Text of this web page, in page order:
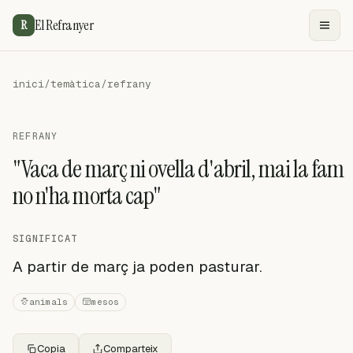
R El Refranyer
inici/temàtica/refrany
REFRANY
"Vaca de març ni ovella d'abril, mai la fam
no n'ha morta cap"
SIGNIFICAT
A partir de març ja poden pasturar.
animals mesos
Copia Comparteix